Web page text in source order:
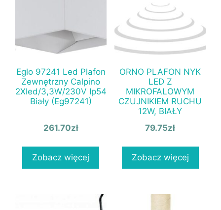
Eglo 97241 Led Plafon
Zewnętrzny Calpino
2Xled/3,3W/230V Ip54
Biały (Eg97241)
261.70zł
Zobacz więcej
ORNO PLAFON NYK
LED Z
MIKROFALOWYM
CZUJNIKIEM RUCHU
12W, BIAŁY
79.75zł
Zobacz więcej